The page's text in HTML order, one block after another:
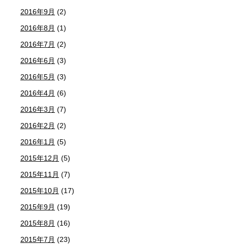
2016年9月 (2)
2016年8月 (1)
2016年7月 (2)
2016年6月 (3)
2016年5月 (3)
2016年4月 (6)
2016年3月 (7)
2016年2月 (2)
2016年1月 (5)
2015年12月 (5)
2015年11月 (7)
2015年10月 (17)
2015年9月 (19)
2015年8月 (16)
2015年7月 (23)